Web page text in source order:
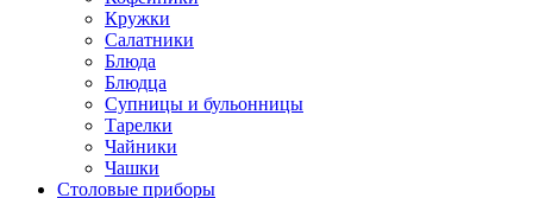
Кружки
Салатники
Блюда
Блюдца
Супницы и бульонницы
Тарелки
Чайники
Чашки
Cтоловые приборы